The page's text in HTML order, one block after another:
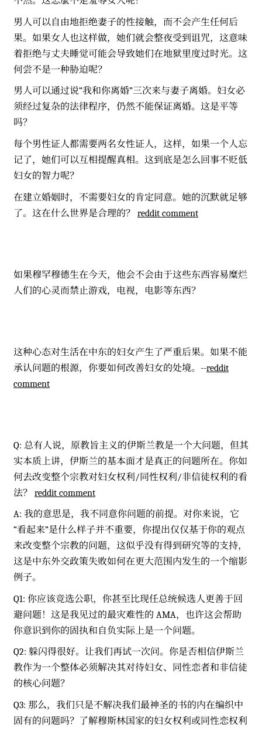
男人可以自由地拒绝妻子的性接触，而不会产生任何后
果。如果女人也这样做，她们就会整夜受到诅咒，这意味
着拒绝与丈夫睡觉可能会导致她们在地狱里度过时光。这
何尝不是一种胁迫呢？
男人可以通过说“我和你离婚”三次来与妻子离婚。妇女必
须经过复杂的法律程序，仍然不能保证离婚。这是平等
吗？
每个男性证人都需要两名女性证人，这样，如果一个人忘
记了，她们可以互相提醒真相。这到底是怎么回事不贬低
妇女的智力呢？
在建立婚姻时，不需要妇女的肯定同意。她的沉默就足够
了。这在什么世界是合理的？ reddit comment
如果穆罕穆德生在今天，他会不会由于这些东西容易糜烂
人们的心灵而禁止游戏，电视，电影等东西？
这种心态对生活在中东的妇女产生了严重后果。如果不能
承认问题的根源，你要如何改善妇女的处境。--reddit
comment
Q: 总有人说，原教旨主义的伊斯兰教是一个大问题，但其
实本质上讲，伊斯兰的基本面才是真正的问题所在。你如
何去改变整个宗教对妇女权利/同性权利/非信徒权利的看
法？ reddit comment
A: 我的意思是，我不同意你问题的前提。对你来说，它
“看起来”是什么样子并不重要，你提出仅仅基于你的观点
来改变整个宗教的问题，这似乎没有得到研究等的支持，
这是中东外交政策失败如何在更大范围内发生的一个缩影
例子。
Q1: 你应该竞选公职，你甚至比现任总统候选人更善于回
避问题！这是我见过的最灾难性的 AMA，也许这会帮助
你意识到你的固执和自负实际上是一个问题。
Q2: 躲闪得很好。让我们再试一次问。你是否相信伊斯兰
教作为一个整体必须解决其对待妇女、同性恋者和非信徒
的核心问题？
Q3: 那么，我们只是不解决我们最神圣的书的内在编织中
固有的问题吗？了解穆斯林国家的妇女权利或同性恋权利